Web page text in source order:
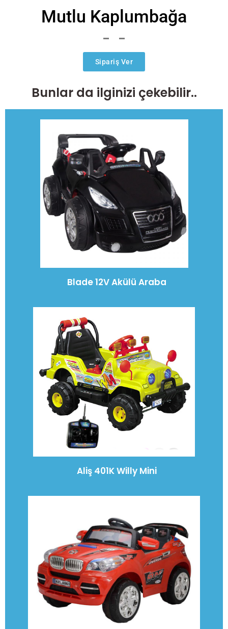
Mutlu Kaplumbağa
Sipariş Ver
Bunlar da ilginizi çekebilir..
Blade 12V Akülü Araba
Aliş 401K Willy Mini